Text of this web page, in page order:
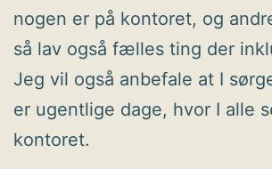
nogen er på kontoret, og
så lav også fælles ting der
Jeg vil også anbefale at I
er ugentlige dage, hvor I alle
kontoret.